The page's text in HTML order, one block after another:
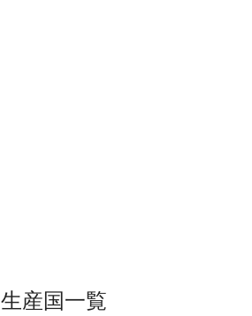
生産国一覧